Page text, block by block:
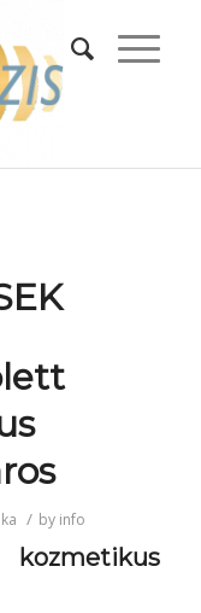
/ by info